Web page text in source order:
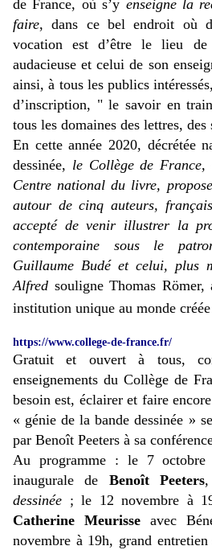
de France, où s’y enseigne la
faire, dans ce bel endroit où
vocation est d’être le lieu
audacieuse et celui de son
ainsi, à tous les publics
d’inscription, " le savoir en
tous les domaines des lettres, des
En cette année 2020, décrétée
dessinée, le Collège de
Centre national du livre,
autour de cinq auteurs,
accepté de venir illustrer la
contemporaine sous le
Guillaume Budé et celui, plus
Alfred souligne Thomas Römer,
institution unique au monde
https://www.college-de-france.fr/
Gratuit et ouvert à tous,
enseignements du Collège de
besoin est, éclairer et faire
« génie de la bande dessinée »
par Benoît Peeters à sa
Au programme : le 7 octobre
inaugurale de Benoît Peeters,
dessinée ; le 12 novembre à
Catherine Meurisseavec
novembre à 19h, grand entretien